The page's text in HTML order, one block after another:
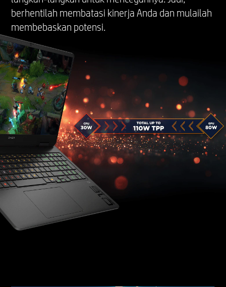
berhentilah membatasi kinerja Anda dan mulailah
membebaskan potensi.